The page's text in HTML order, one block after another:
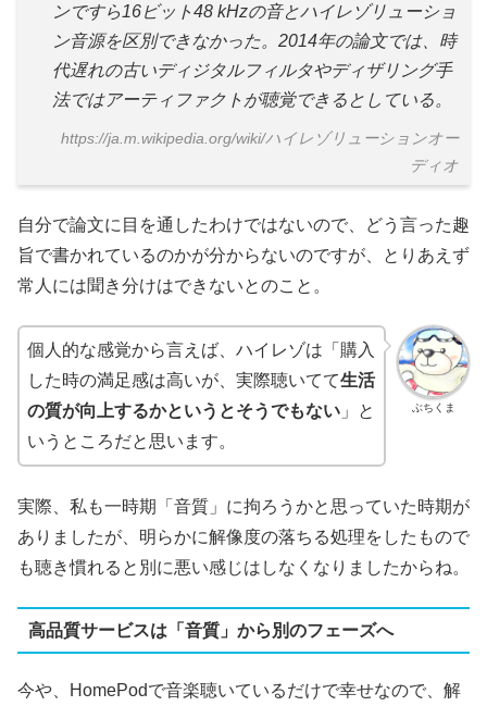
ンですら16ビット48 kHzの音とハイレゾリューショ
ン音源を区別できなかった。2014年の論文では、時
代遅れの古いディジタルフィルタやディザリング手
法ではアーティファクトが聴覚できるとしている。
https://ja.m.wikipedia.org/wiki/ハイレゾリューションオー
ディオ
自分で論文に目を通したわけではないので、どう言った趣
旨で書かれているのかが分からないのですが、とりあえず
常人には聞き分けはできないとのこと。
ぶちくま
個人的な感覚から言えば、ハイレゾは「購入
した時の満足感は高いが、実際聴いてて生活
の質が向上するかというとそうでもない 」と
いうところだと思います。
実際、私も一時期「音質」に拘ろうかと思っていた時期が
ありましたが、明らかに解像度の落ちる処理をしたもので
も聴き慣れると別に悪い感じはしなくなりましたからね。
高品質サービスは「音質」から別のフェーズへ
今や、HomePodで音楽聴いているだけで幸せなので、解